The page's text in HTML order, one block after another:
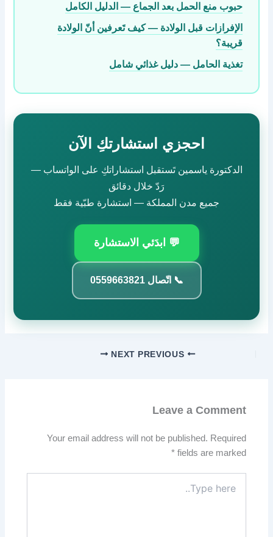
حبوب منع الحمل بعد الجماع — الدليل الكامل
الإفرازات قبل الولادة — كيف تَعرفين أنّ الولادة
قريبة؟
تغذية الحامل — دليل غذائي شامل
احجزي استشارتكِ الآن
الدكتورة ياسمين تَستقبل استشاراتكِ على الواتساب —
رَدّ خلال دقائق
جميع مدن المملكة — استشارة طبّية فقط
💬 ابدَئي الاستشارة
📞 اتّصال 0559663821
NEXT
Leave a Comment
Your email address will not be published. Required
fields are marked
*
here..